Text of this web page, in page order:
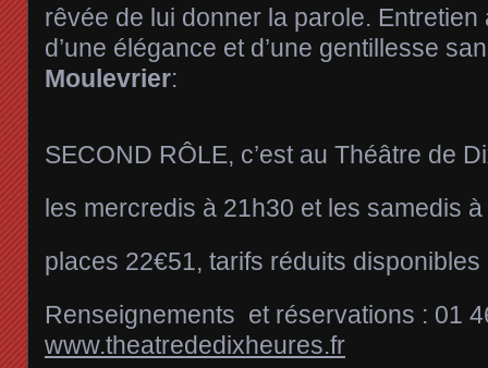
rêvée de lui donner la parole.
d’une élégance et d’une gentillesse
Moulevrier:
SECOND RÔLE, c’est au Théâtre de
les mercredis à 21h30 et les samedis
places 22€51, tarifs réduits disponibles
Renseignements et réservations : 01
www.theatrededixheures.fr